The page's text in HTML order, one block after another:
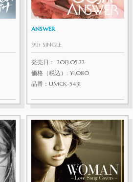
ANSWER
9th SINGLE
発売日： 2013.05.22
価格（税込）: ¥1,080
品番：UMCK-5431